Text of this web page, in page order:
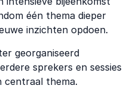
één thema dieper
inzichten opdoen.
georganiseerd
sprekers en sessies
centraal thema.